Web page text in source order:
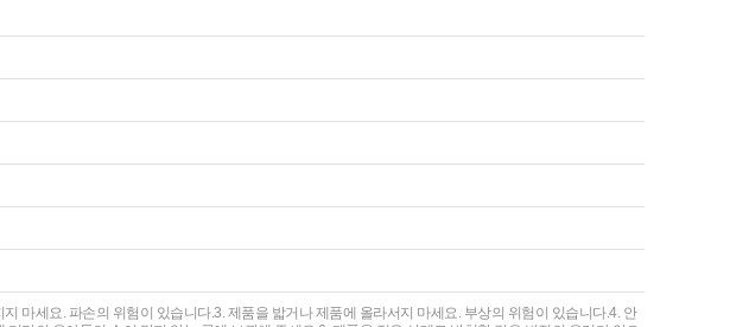
마세요. 파손의 위험이 있습니다.3. 제품을 밟거나 제품에 올라서지 마세요. 부상의 위험이 있습니다.4. 안